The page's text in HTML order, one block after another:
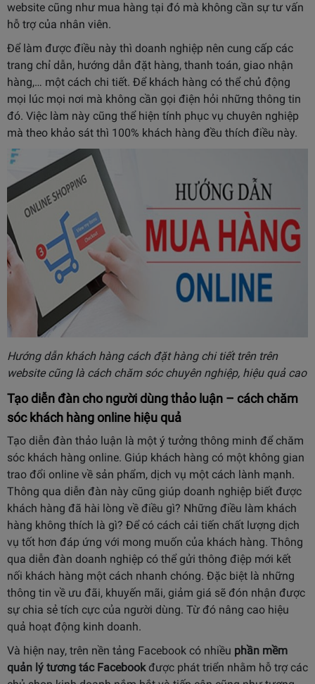
website cũng như mua hàng tại đó mà không cần sự tư vấn
hỗ trợ của nhân viên.
Để làm được điều này thì doanh nghiệp nên cung cấp các
trang chỉ dẫn, hướng dẫn đặt hàng, thanh toán, giao nhận
hàng,… một cách chi tiết. Để khách hàng có thể chủ động
mọi lúc mọi nơi mà không cần gọi điện hỏi những thông tin
đó. Việc làm này cũng thể hiện tính phục vụ chuyên nghiệp
mà theo khảo sát thì 100% khách hàng đều thích điều này.
Hướng dẫn khách hàng cách đặt hàng chi tiết trên trên
website cũng là cách chăm sóc chuyên nghiệp, hiệu quả cao
Tạo diễn đàn cho người dùng thảo luận – cách chăm
sóc khách hàng online hiệu quả
Tạo diễn đàn thảo luận là một ý tưởng thông minh để chăm
sóc khách hàng online. Giúp khách hàng có một không gian
trao đổi online về sản phẩm, dịch vụ một cách lành mạnh.
Thông qua diễn đàn này cũng giúp doanh nghiệp biết được
khách hàng đã hài lòng về điều gì? Những điều làm khách
hàng không thích là gì? Để có cách cải tiến chất lượng dịch
vụ tốt hơn đáp ứng với mong muốn của khách hàng. Thông
qua diễn đàn doanh nghiệp có thể gửi thông điệp mới kết
nối khách hàng một cách nhanh chóng. Đặc biệt là những
thông tin về ưu đãi, khuyến mãi, giảm giá sẽ đón nhận được
sự chia sẻ tích cực của người dùng. Từ đó nâng cao hiệu
quả hoạt động kinh doanh.
Và hiện nay, trên nền tảng Facebook có nhiều phần mềm
quản lý tương tác Facebookđược phát triển nhằm hỗ trợ các